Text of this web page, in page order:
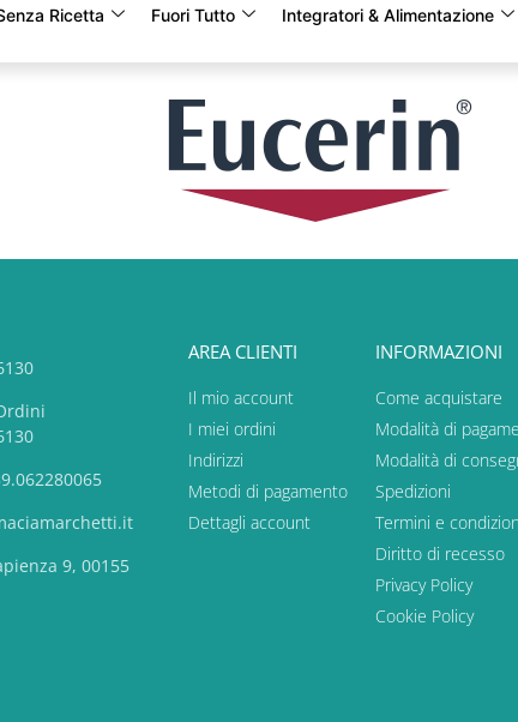
Ricetta Fuori Tutto Integratori & Alimentazione
9, 00155
AREA CLIENTI
Il mio account
I miei ordini
Indirizzi
Metodi di pagamento
Dettagli account
INFORMAZIONI
Come acquistare
Modalità di
Modalità di
Spedizioni
Termini e
Diritto di recesso
Privacy Policy
Cookie Policy